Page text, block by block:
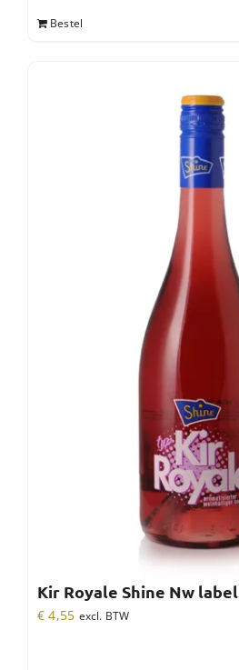
Bestel
Kir Royale Shine Nw label
€ 4,55 excl. BTW